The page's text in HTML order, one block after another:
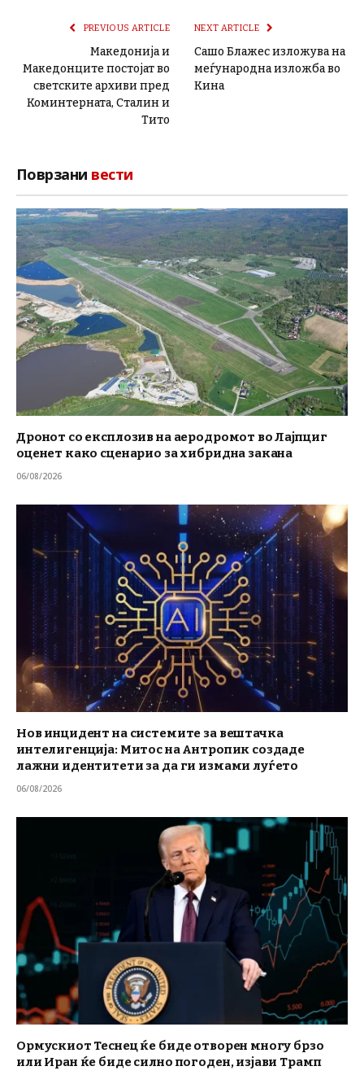
PREVIOUS ARTICLE
Македонија и
Македонците постојат во
светските архиви пред
Коминтерната, Сталин и
Тито
NEXT ARTICLE
Сашо Блажес изложува на
меѓународна изложба во
Кина
Поврзани вести
Дронот со експлозив на аеродромот во Лајпциг
оценет како сценарио за хибридна закана
06/08/2026
Нов инцидент на системите за вештачка
интелигенција: Митос на Антропик создаде
лажни идентитети за да ги измами луѓето
06/08/2026
Ормускиот Теснец ќе биде отворен многу брзо
или Иран ќе биде силно погоден, изјави Трамп